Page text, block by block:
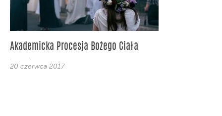
Akademicka Procesja Bożego Ciała
20 czerwca 2017